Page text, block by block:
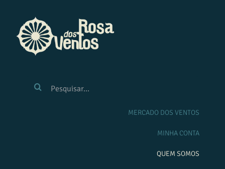
conteúdo
RESULTADOS
MERCADO DOS VENTOS
MINHA CONTA
QUEM SOMOS